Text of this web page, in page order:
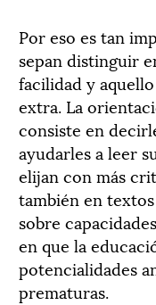
Por eso es tan
sepan distinguir
facilidad y
extra. La
consiste en
ayudarles a leer
elijan con más
también en
sobre
en que la
potencialidades
prematuras.